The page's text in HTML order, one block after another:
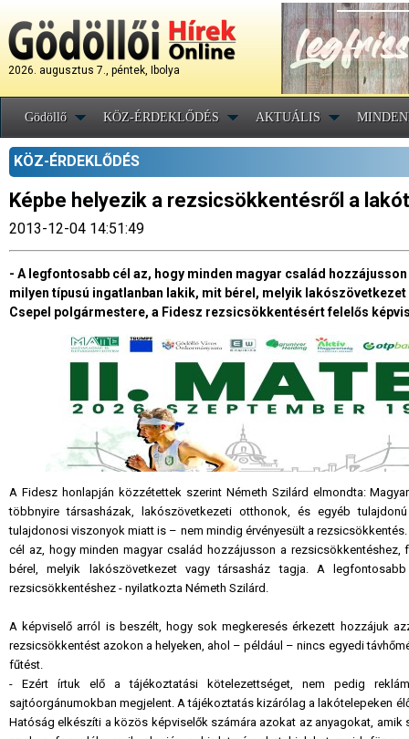
2026. augusztus 7., péntek, Ibolya
Gödöllő KÖZ-ÉRDEKLŐDÉS AKTUÁLIS
KÖZ-ÉRDEKLŐDÉS
Képbe helyezik a rezsicsökkentésről a
2013-12-04 14:51:49
- A legfontosabb cél az, hogy minden magyar család
milyen típusú ingatlanban lakik, mit bérel, melyik
Csepel polgármestere, a Fidesz rezsicsökkentésért felelős
A Fidesz honlapján közzétettek szerint Németh Szilárd elmondta:
többnyire társasházak, lakószövetkezeti otthonok, és egyéb
tulajdonosi viszonyok miatt is – nem mindig érvényesült a
cél az, hogy minden magyar család hozzájusson a
bérel, melyik lakószövetkezet vagy társasház tagja. A
rezsicsökkentéshez - nyilatkozta Németh Szilárd.
A képviselő arról is beszélt, hogy sok megkeresés érkezett hozzájuk
rezsicsökkentést azokon a helyeken, ahol – például – nincs egyedi
fűtést.
- Ezért írtuk elő a tájékoztatási kötelezettséget, nem pedig
sajtóorgánumokban megjelent. A tájékoztatás kizárólag a lakótelepeken
Hatóság elkészíti a közös képviselők számára azokat az anyagokat,